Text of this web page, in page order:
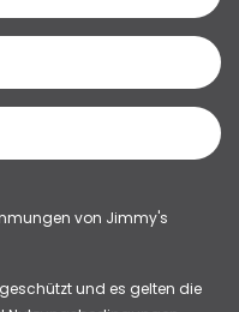
von Jimmy's
geschützt und es gelten die